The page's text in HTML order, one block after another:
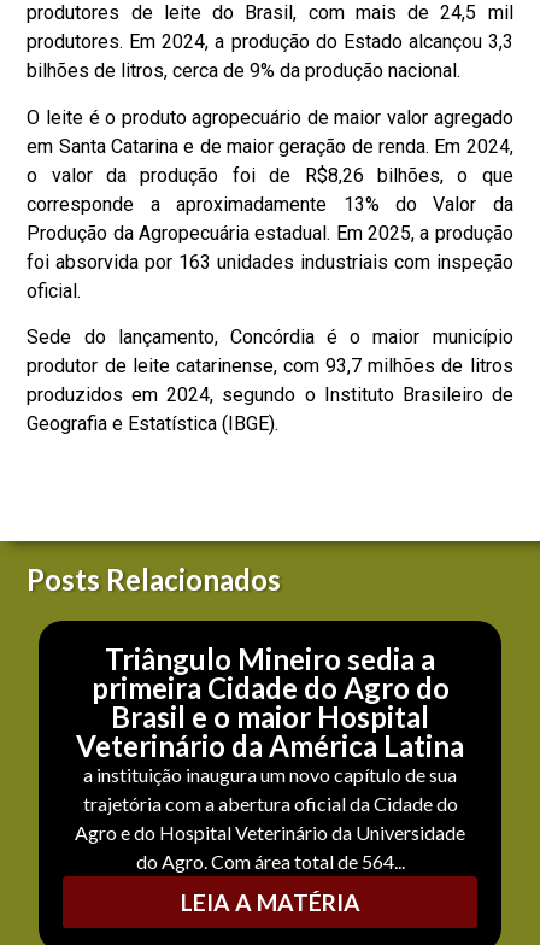
produtores de leite do Brasil, com mais de 24,5 mil
produtores. Em 2024, a produção do Estado alcançou 3,3
bilhões de litros, cerca de 9% da produção nacional.
O leite é o produto agropecuário de maior valor agregado
em Santa Catarina e de maior geração de renda. Em 2024,
o valor da produção foi de R$8,26 bilhões, o que
corresponde a aproximadamente 13% do Valor da
Produção da Agropecuária estadual. Em 2025, a produção
foi absorvida por 163 unidades industriais com inspeção
oficial.
Sede do lançamento, Concórdia é o maior município
produtor de leite catarinense, com 93,7 milhões de litros
produzidos em 2024, segundo o Instituto Brasileiro de
Geografia e Estatística (IBGE).
Posts Relacionados
Triângulo Mineiro sedia a
primeira Cidade do Agro do
Brasil e o maior Hospital
Veterinário da América Latina
a instituição inaugura um novo capítulo de sua
trajetória com a abertura oficial da Cidade do
Agro e do Hospital Veterinário da Universidade
do Agro. Com área total de 564...
LEIA A MATÉRIA